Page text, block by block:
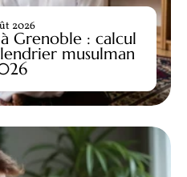
Grenoble : calcul
musulman
2026